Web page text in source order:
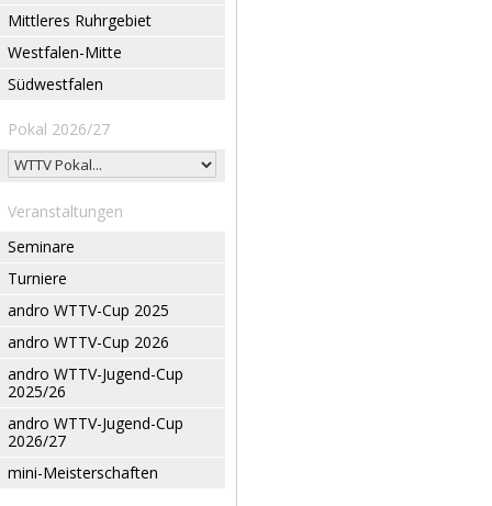
Mittleres Ruhrgebiet
Westfalen-Mitte
Südwestfalen
Pokal 2026/27
Veranstaltungen
Seminare
Turniere
andro WTTV-Cup 2025
andro WTTV-Cup 2026
andro WTTV-Jugend-Cup
2025/26
andro WTTV-Jugend-Cup
2026/27
mini-Meisterschaften